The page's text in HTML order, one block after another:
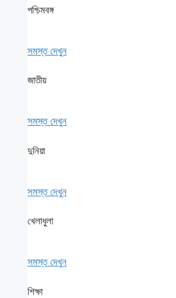
পশ্চিমবঙ্গ
সমস্ত দেখুন
জাতীয়
সমস্ত দেখুন
দুনিয়া
সমস্ত দেখুন
খেলাধুলা
সমস্ত দেখুন
শিক্ষা